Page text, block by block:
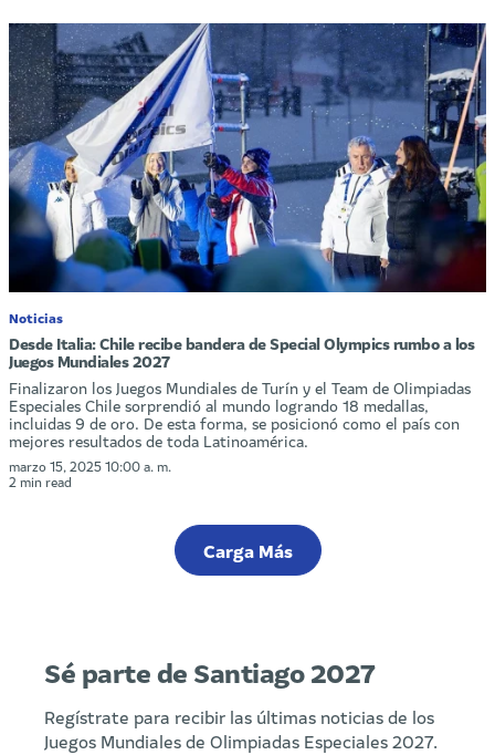
Noticias
Desde Italia: Chile recibe bandera de Special Olympics rumbo a los
Juegos Mundiales 2027
Finalizaron los Juegos Mundiales de Turín y el Team de Olimpiadas
Especiales Chile sorprendió al mundo logrando 18 medallas,
incluidas 9 de oro. De esta forma, se posicionó como el país con
mejores resultados de toda Latinoamérica.
marzo 15, 2025 10:00 a. m.
2 min read
Carga Más
Sé parte de Santiago 2027
Regístrate para recibir las últimas noticias de los
Juegos Mundiales de Olimpiadas Especiales 2027.